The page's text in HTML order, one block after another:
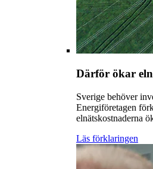
Därför ökar
Sverige behöver
Energiföretagen
elnätskostnaderna
Läs förklaringen